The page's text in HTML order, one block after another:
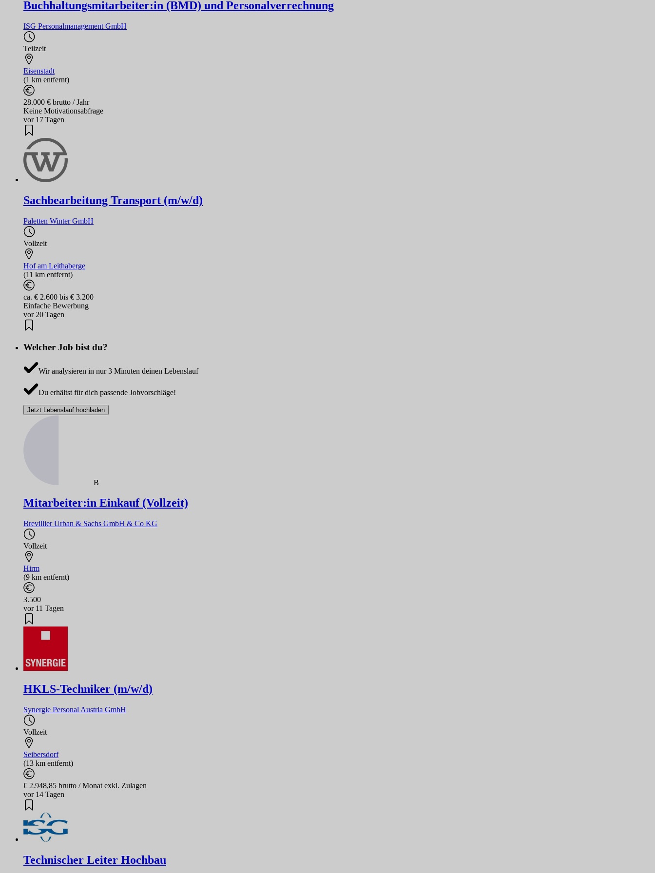
Buchhaltungsmitarbeiter:in (BMD) und Personalverrechnung
ISG Personalmanagement GmbH
Teilzeit
Eisenstadt
(1 km entfernt)
28.000 € brutto / Jahr
Keine Motivationsabfrage
vor 17 Tagen
Sachbearbeitung Transport (m/w/d)
Paletten Winter GmbH
Vollzeit
Hof am Leithaberge
(11 km entfernt)
ca. € 2.600 bis € 3.200
Einfache Bewerbung
vor 20 Tagen
Welcher Job bist du?
Wir analysieren in nur 3 Minuten deinen Lebenslauf
Du erhältst für dich passende Jobvorschläge!
Jetzt Lebenslauf hochladen
B
Mitarbeiter:in Einkauf (Vollzeit)
Brevillier Urban & Sachs GmbH & Co KG
Vollzeit
Hirm
(9 km entfernt)
3.500
vor 11 Tagen
HKLS-Techniker (m/w/d)
Synergie Personal Austria GmbH
Vollzeit
Seibersdorf
(13 km entfernt)
€ 2.948,85 brutto / Monat exkl. Zulagen
vor 14 Tagen
Technischer Leiter Hochbau